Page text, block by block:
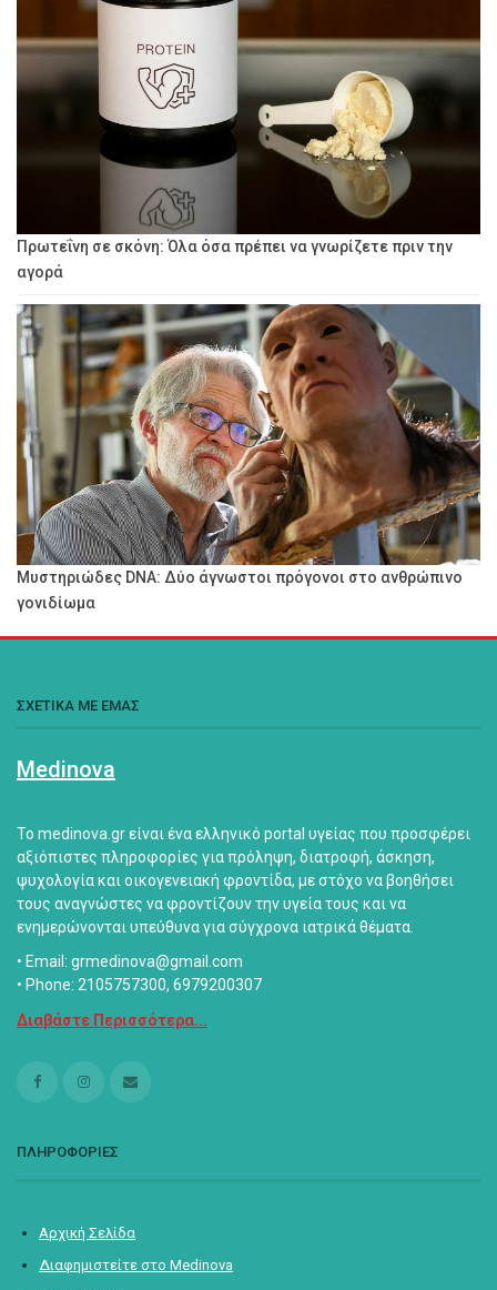
Πρωτεΐνη σε σκόνη: Όλα όσα πρέπει να γνωρίζετε πριν την
αγορά
Μυστηριώδες DNA: Δύο άγνωστοι πρόγονοι στο ανθρώπινο
γονιδίωμα
ΣΧΕΤΙΚΑ ΜΕ ΕΜΑΣ
Medinova
Το medinova.gr είναι ένα ελληνικό portal υγείας που προσφέρει
αξιόπιστες πληροφορίες για πρόληψη, διατροφή, άσκηση,
ψυχολογία και οικογενειακή φροντίδα, με στόχο να βοηθήσει
τους αναγνώστες να φροντίζουν την υγεία τους και να
ενημερώνονται υπεύθυνα για σύγχρονα ιατρικά θέματα.
• Email: grmedinova@gmail.com
• Phone: 2105757300, 6979200307
Διαβάστε Περισσότερα...
ΠΛΗΡΟΦΟΡΙΕΣ
Αρχική Σελίδα
Διαφημιστείτε στο Medinova